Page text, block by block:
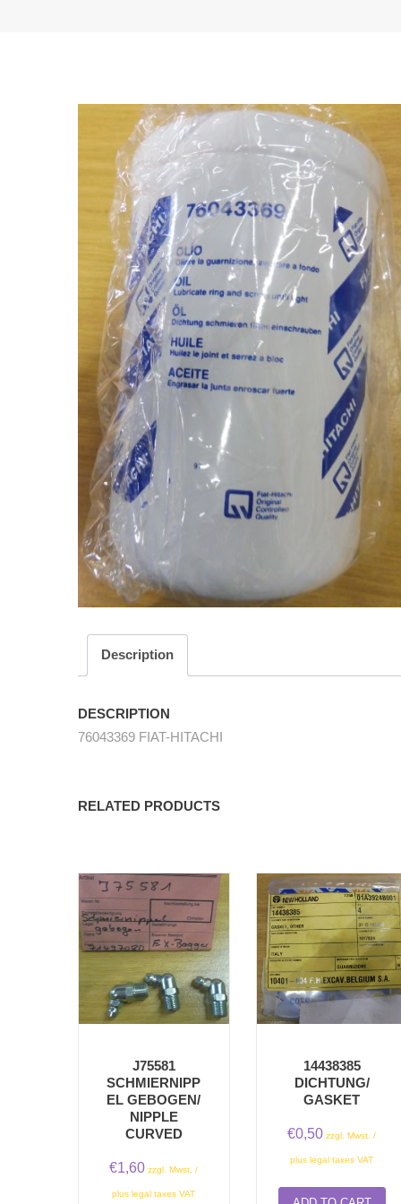
Description
DESCRIPTION
76043369 FIAT-HITACHI
RELATED PRODUCTS
J75581
SCHMIERNIPP
EL GEBOGEN/
NIPPLE
CURVED
€1,60 zzgl. Mwst. /
plus legal taxes VAT
14438385
DICHTUNG/
GASKET
€0,50 zzgl. Mwst. /
plus legal taxes VAT